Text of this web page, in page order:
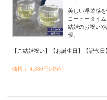
美しい浮遊感
コーヒータイ
結婚のお祝い
報。
【ご結婚祝い】【お誕生日】【記念
価格： 4,380円(税込)